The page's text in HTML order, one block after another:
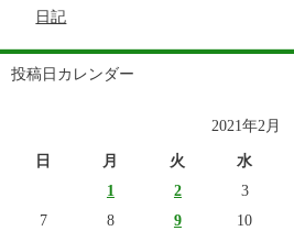
日記
投稿日カレンダー
2021年2月
日 月 火 水
1
2 3
7
8 9 10